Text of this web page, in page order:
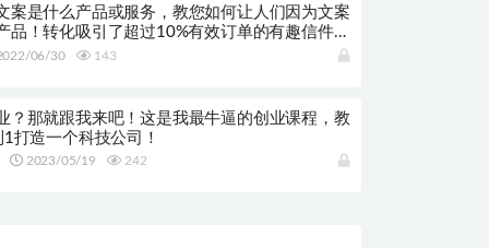
案是什么产品或服务，教您如何让人们因为文案
品！转化吸引了超过10%有效订单的有趣信件实
06/30 143
？那就跟我来吧！这是我最牛逼的创业课程，教
打造一个科技公司！
2023/05/19 242